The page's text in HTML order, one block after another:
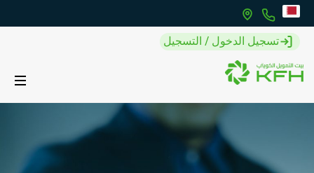
تسجيل الدخول / التسجيل